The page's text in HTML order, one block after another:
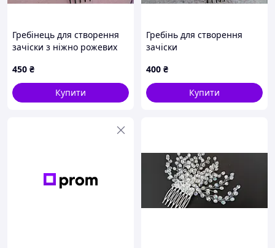
Гребінець для створення
зачіски з ніжно рожевих
450 ₴
Купити
Гребінь для створення
зачіски
400 ₴
Купити